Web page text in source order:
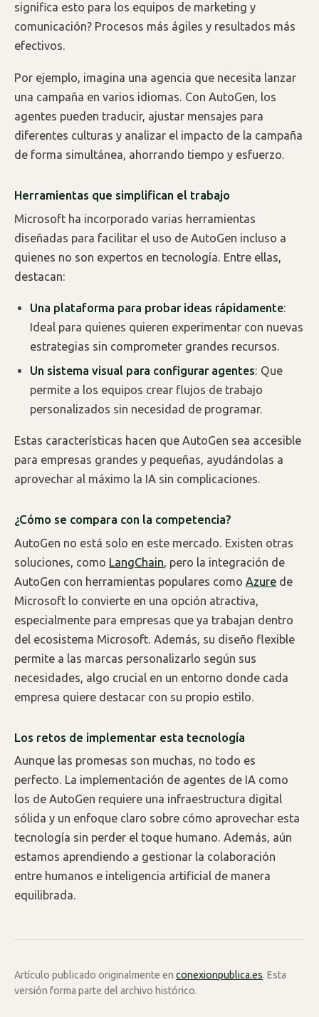
significa esto para los equipos de marketing y
comunicación? Procesos más ágiles y resultados más
efectivos.
Por ejemplo, imagina una agencia que necesita lanzar
una campaña en varios idiomas. Con AutoGen, los
agentes pueden traducir, ajustar mensajes para
diferentes culturas y analizar el impacto de la campaña
de forma simultánea, ahorrando tiempo y esfuerzo.
Herramientas que simplifican el trabajo
Microsoft ha incorporado varias herramientas
diseñadas para facilitar el uso de AutoGen incluso a
quienes no son expertos en tecnología. Entre ellas,
destacan:
Una plataforma para probar ideas rápidamente:
Ideal para quienes quieren experimentar con nuevas
estrategias sin comprometer grandes recursos.
Un sistema visual para configurar agentes: Que
permite a los equipos crear flujos de trabajo
personalizados sin necesidad de programar.
Estas características hacen que AutoGen sea accesible
para empresas grandes y pequeñas, ayudándolas a
aprovechar al máximo la IA sin complicaciones.
¿Cómo se compara con la competencia?
AutoGen no está solo en este mercado. Existen otras
soluciones, como LangChain, pero la integración de
AutoGen con herramientas populares como Azure de
Microsoft lo convierte en una opción atractiva,
especialmente para empresas que ya trabajan dentro
del ecosistema Microsoft. Además, su diseño flexible
permite a las marcas personalizarlo según sus
necesidades, algo crucial en un entorno donde cada
empresa quiere destacar con su propio estilo.
Los retos de implementar esta tecnología
Aunque las promesas son muchas, no todo es
perfecto. La implementación de agentes de IA como
los de AutoGen requiere una infraestructura digital
sólida y un enfoque claro sobre cómo aprovechar esta
tecnología sin perder el toque humano. Además, aún
estamos aprendiendo a gestionar la colaboración
entre humanos e inteligencia artificial de manera
equilibrada.
Artículo publicado originalmente en conexionpublica.es. Esta
versión forma parte del archivo histórico.